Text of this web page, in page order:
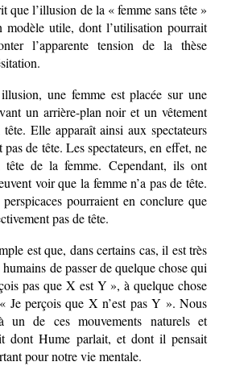
que l’illusion de la « femme sans tête »
modèle utile, dont l’utilisation pourrait
l’apparente tension de la thèse
une femme est placée sur une
un arrière-plan noir et un vêtement
Elle apparaît ainsi aux spectateurs
pas de tête. Les spectateurs, en effet, ne
de la femme. Cependant, ils ont
voir que la femme n’a pas de tête.
pourraient en conclure que
pas de tête.
est que, dans certains cas, il est très
de passer de quelque chose qui
pas que X est Y », à quelque chose
Je perçois que X n’est pas Y ». Nous
de ces mouvements naturels et
dont Hume parlait, et dont il pensait
pour notre vie mentale.